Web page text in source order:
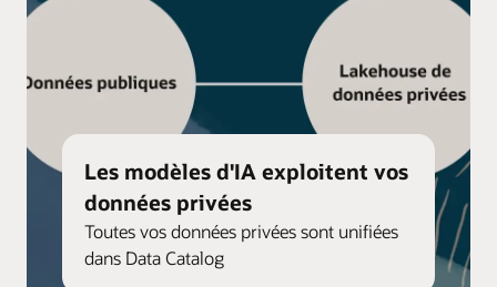
Les modèles d'IA exploitent vos
données privées
Toutes vos données privées sont unifiées
dans Data Catalog